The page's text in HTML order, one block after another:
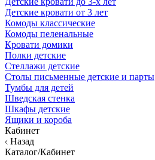
Детские кровати от 3 лет
Комоды классические
Комоды пеленальные
Кровати домики
Полки детские
Стеллажи детские
Столы письменные детские и парты
Тумбы для детей
Шведская стенка
Шкафы детские
Ящики и короба
Кабинет
Назад
Каталог/Кабинет